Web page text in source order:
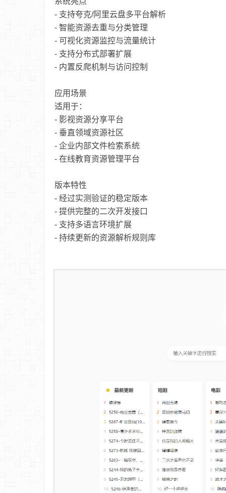
- 支持夸克/阿里云盘多平台解析
- 智能资源去重与分类管理
- 可视化资源监控与流量统计
- 支持分布式部署扩展
- 内置反爬机制与访问控制
应用场景
适用于：
- 影视资源分享平台
- 垂直领域资源社区
- 企业内部文件检索系统
- 在线教育资源管理平台
版本特性
- 经过实测验证的稳定版本
- 提供完整的二次开发接口
- 支持多语言环境扩展
- 持续更新的资源解析规则库